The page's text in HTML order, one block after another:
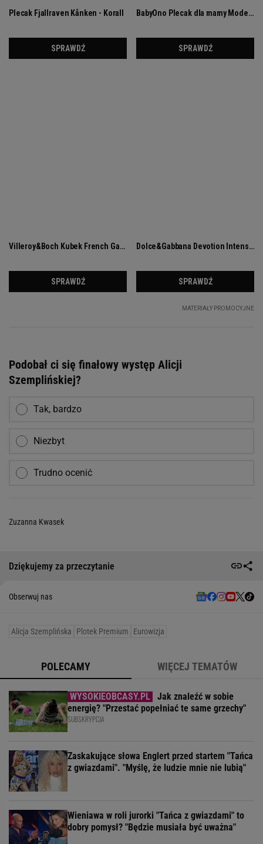
Podobał ci się finałowy występ Alicji
Szemplińskiej?
Tak, bardzo
Niezbyt
Trudno ocenić
Zuzanna Kwasek
Dziękujemy za przeczytanie
Obserwuj nas
Alicja Szemplińska Plotek Premium Eurowizja
POLECAMY WIĘCEJ TEMATÓW
Jak znaleźć w sobie
energię? "Przestać popełniać te same grzechy"
SUBSKRYPCJA
Zaskakujące słowa Englert przed startem "Tańca
z gwiazdami". "Myślę, że ludzie mnie nie lubią"
Wieniawa w roli jurorki "Tańca z gwiazdami" to
dobry pomysł? "Będzie musiała być uważna"